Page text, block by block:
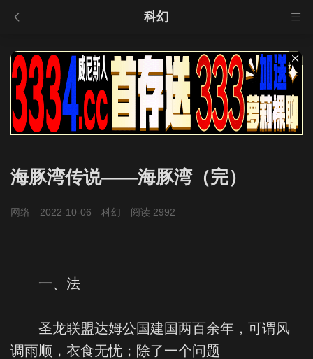
科幻
海豚湾传说——海豚湾（完）
网络 2022-10-06 科幻 阅读 2992
一、法
圣龙联盟达姆公国建国两百余年，可谓风
调雨顺，衣食无忧；除了一个问题